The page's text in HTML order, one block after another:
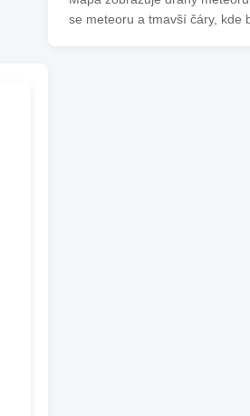
se meteoru a tmavší čáry, kde